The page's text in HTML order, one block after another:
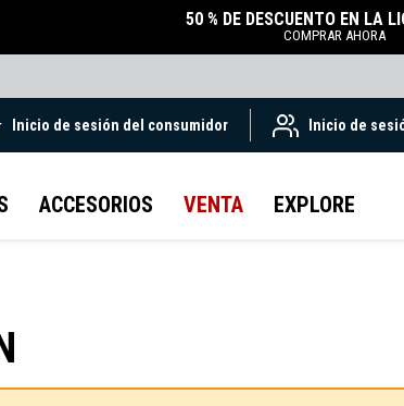
50 % DE DESCUENTO EN LA
COMPRAR AHORA
Inicio de sesión del consumidor Inicio de
ACCESORIOS VENTA EXPLORE